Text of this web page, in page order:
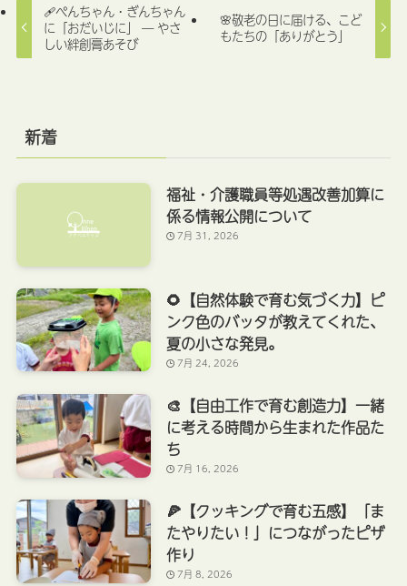
🩹ぺんちゃん・ぎんちゃん
に「おだいじに」 ― やさ
しい絆創膏あそび
🌸敬老の日に届ける、こど
もたちの「ありがとう」
新着
福祉・介護職員等処遇改善加算に
係る情報公開について
7月 31, 2026
🌻【自然体験で育む気づく力】ピ
ンク色のバッタが教えてくれた、
夏の小さな発見。
7月 24, 2026
🎨【自由工作で育む創造力】一緒
に考える時間から生まれた作品た
ち
7月 16, 2026
🍕【クッキングで育む五感】「ま
たやりたい！」につながったピザ
作り
7月 8, 2026